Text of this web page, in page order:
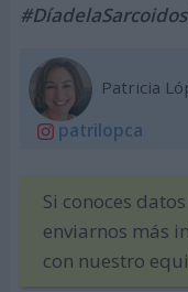
Patricia
patrilopca
Si conoces
enviarnos más
con nuestro